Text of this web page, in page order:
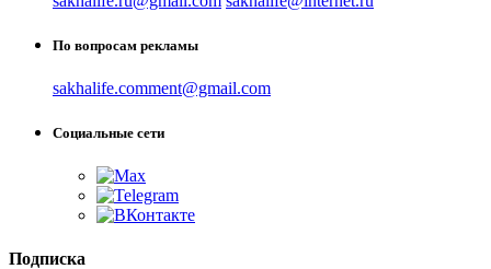
По вопросам рекламы
sakhalife.comment@gmail.com
Социальные сети
Подписка